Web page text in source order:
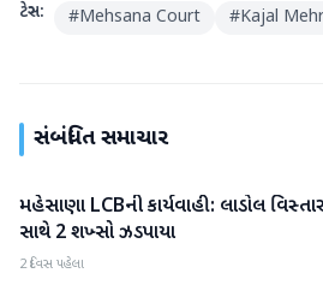
ટેગ્સ: #Mehsana Court #Kajal
સંબંધિત સમાચાર
મહેસાણા
મહેસાણા LCBની કાર્યવાહી: લાડોલ
સાથે 2 શખ્સો ઝડપાયા
2 દિવસ પહેલા